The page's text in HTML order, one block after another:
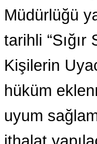
Müdürlüğü
tarihli
Kişilerin
hüküm
uyum